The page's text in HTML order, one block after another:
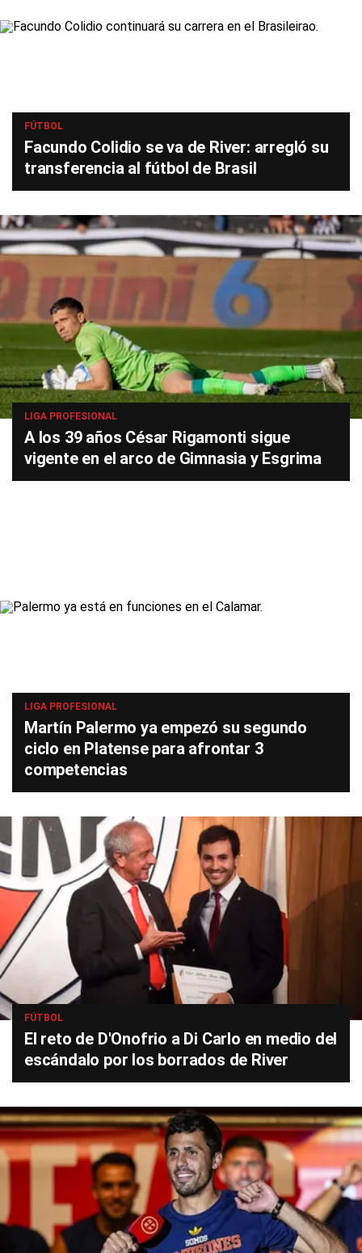
FÚTBOL
Facundo Colidio se va de River: arregló su
transferencia al fútbol de Brasil
LIGA PROFESIONAL
A los 39 años César Rigamonti sigue
vigente en el arco de Gimnasia y Esgrima
LIGA PROFESIONAL
Martín Palermo ya empezó su segundo
ciclo en Platense para afrontar 3
competencias
FÚTBOL
El reto de D'Onofrio a Di Carlo en medio del
escándalo por los borrados de River